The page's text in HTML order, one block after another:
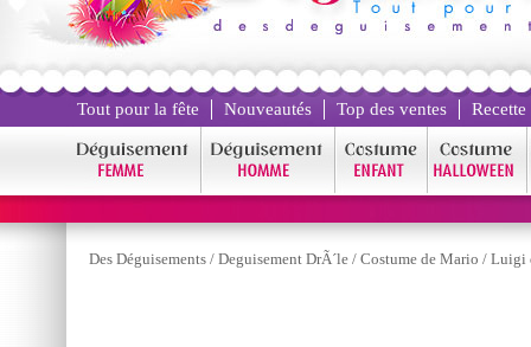
Tout pour la fête Nouveautés Top des ventes
Des Déguisements / Deguisement DrÃ´le / Costume de Mario / Luigi